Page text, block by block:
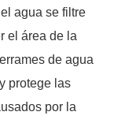
agua se filtre
el área de la
de agua
protege las
por la